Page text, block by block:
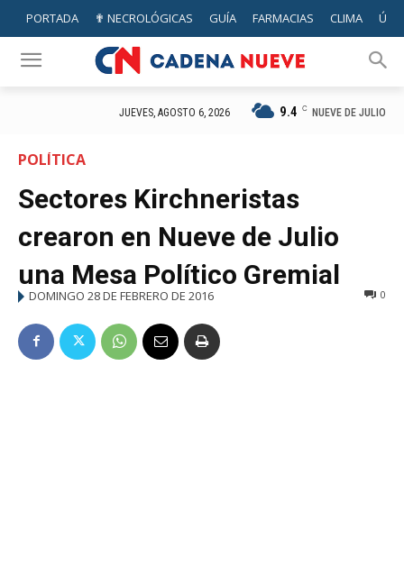
PORTADA ✟ NECROLÓGICAS GUÍA FARMACIAS CLIMA
JUEVES, AGOSTO 6, 2026 9.4 C NUEVE DE JULIO
POLÍTICA
Sectores Kirchneristas
crearon en Nueve de Julio
una Mesa Político Gremial
DOMINGO 28 DE FEBRERO DE 2016 0